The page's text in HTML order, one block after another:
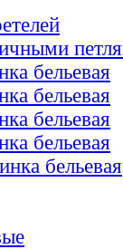
бельевая
бельевая
бельевая
бельевая
бельевая